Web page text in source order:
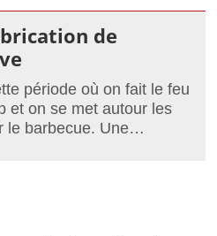
de
période où on fait le feu
et on se met autour les
le barbecue. Une